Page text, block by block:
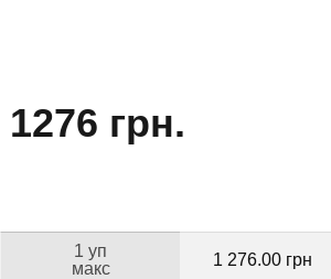
1276 грн.
1 уп
макс
1 276.00 грн